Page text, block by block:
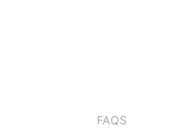
FAQS